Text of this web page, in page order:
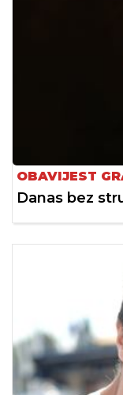
OBAVIJEST
Danas bez